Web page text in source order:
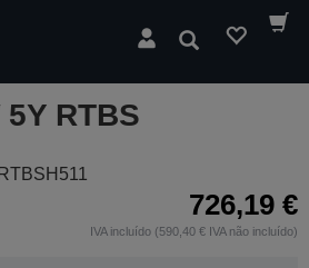
Pesquisar
RTBS
726,19 €
IVA incluído (590,40 € IVA não incluído)